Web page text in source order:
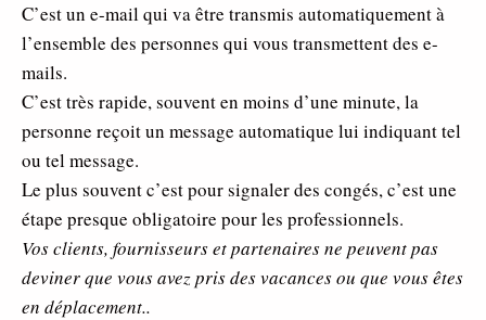
C’est un e-mail qui va être transmis automatiquement à
l’ensemble des personnes qui vous transmettent des e-
mails.
C’est très rapide, souvent en moins d’une minute, la
personne reçoit un message automatique lui indiquant tel
ou tel message.
Le plus souvent c’est pour signaler des congés, c’est une
étape presque obligatoire pour les professionnels.
Vos clients, fournisseurs et partenaires ne peuvent pas
deviner que vous avez pris des vacances ou que vous êtes
en déplacement..